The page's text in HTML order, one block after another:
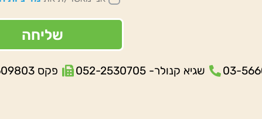
שליחה
שגיא קנולר- 052-2530705 פקס 03-5609803